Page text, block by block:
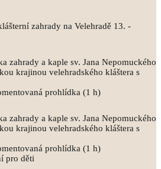
zahrady na Velehradě 13. -
zahrady a kaple sv. Jana Nepomuckého
krajinou velehradského kláštera s
prohlídka (1 h)
zahrady a kaple sv. Jana Nepomuckého
krajinou velehradského kláštera s
prohlídka (1 h)
pro děti